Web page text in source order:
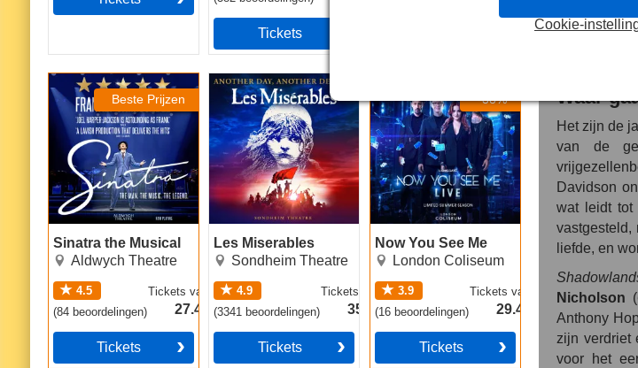
Lewis
uw
Waar
Het zijn de
van de
Davidson
wat leidt tot
vastgesteld,
liefde, en
Nicholson (
Anthony
zijn verdriet
voor het
Tickets
Beste Prijzen
Sinatra the Musical
Aldwych Theatre
4.5
(84beoordelingen)
Tickets vanaf
27.49€
Tickets
Sinatra the Musical
Les Miserables
Sondheim Theatre
4.9
(3341 beoordelingen)
Tickets vanaf
35.49€
Tickets
Les Miserables
-38%
Now You See Me
London Coliseum
3.9
(16 beoordelingen)
Ticketsvanaf
29.49€
Tickets
Cookie-